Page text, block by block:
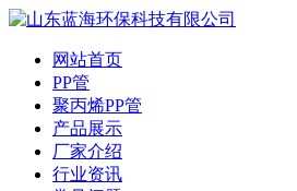
网站首页
PP管
聚丙烯PP管
产品展示
厂家介绍
行业资讯